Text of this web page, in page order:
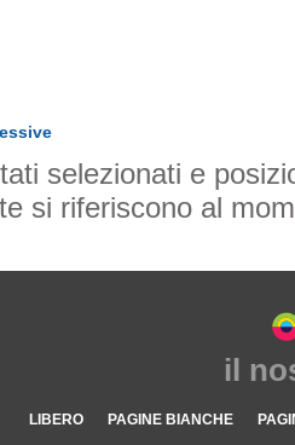
selezionati e
si riferiscono al
il
LIBERO PAGINE BIANCHE